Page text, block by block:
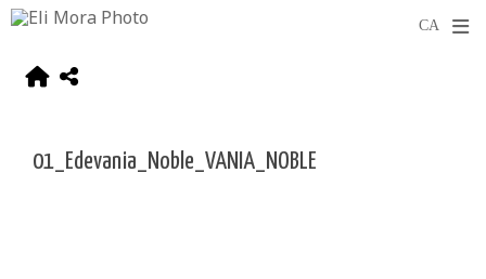
01_Edevania_Noble_VANIA_NOBLE